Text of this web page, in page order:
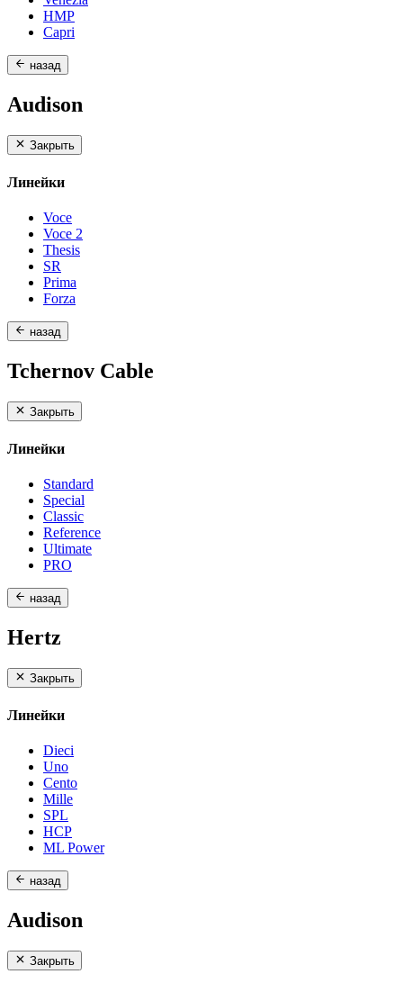
HMP
Capri
назад
Audison
Закрыть
Линейки
Voce
Voce 2
Thesis
SR
Prima
Forza
назад
Tchernov Cable
Закрыть
Линейки
Standard
Special
Classic
Reference
Ultimate
PRO
назад
Hertz
Закрыть
Линейки
Dieci
Uno
Cento
Mille
SPL
HCP
ML Power
назад
Audison
Закрыть